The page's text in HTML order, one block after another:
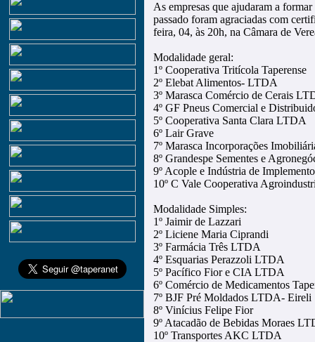
As empresas que ajudaram a
passado foram agraciadas com
feira, 04, às 20h, na Câmara de
Modalidade geral:
1º Cooperativa Tritícola Taperense
2º Elebat Alimentos- LTDA
3º Marasca Comércio de Cerais
4º GF Pneus Comercial e
5º Cooperativa Santa Clara LTDA
6º Lair Grave
7º Marasca Incorporações
8º Grandespe Sementes e
9º Acople e Indústria de
10º C Vale Cooperativa
Modalidade Simples:
1º Jaimir de Lazzari
2º Liciene Maria Ciprandi
3º Farmácia Três LTDA
4º Esquarias Perazzoli LTDA
5º Pacífico Fior e CIA LTDA
6º Comércio de Medicamentos
7º BJF Pré Moldados LTDA- Eireli
8º Vinícius Felipe Fior
9º Atacadão de Bebidas Moraes
10º Transportes AKC LTDA